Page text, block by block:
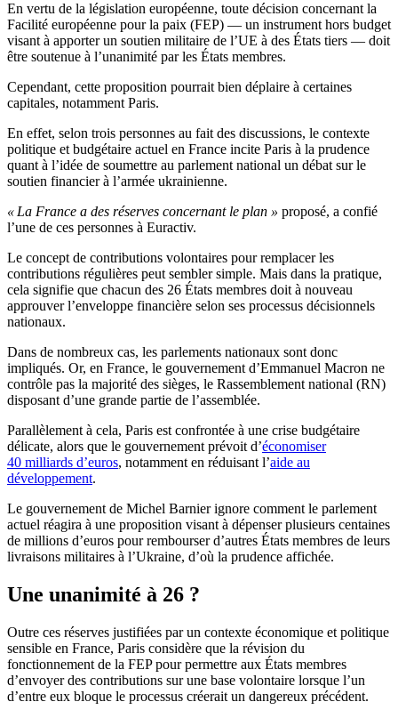
En vertu de la législation européenne, toute décision concernant la
Facilité européenne pour la paix (FEP) — un instrument hors budget
visant à apporter un soutien militaire de l’UE à des États tiers — doit
être soutenue à l’unanimité par les États membres.
Cependant, cette proposition pourrait bien déplaire à certaines
capitales, notamment Paris.
En effet, selon trois personnes au fait des discussions, le contexte
politique et budgétaire actuel en France incite Paris à la prudence
quant à l’idée de soumettre au parlement national un débat sur le
soutien financier à l’armée ukrainienne.
« La France a des réserves concernant le plan » proposé, a confié
l’une de ces personnes à Euractiv.
Le concept de contributions volontaires pour remplacer les
contributions régulières peut sembler simple. Mais dans la pratique,
cela signifie que chacun des 26 États membres doit à nouveau
approuver l’enveloppe financière selon ses processus décisionnels
nationaux.
Dans de nombreux cas, les parlements nationaux sont donc
impliqués. Or, en France, le gouvernement d’Emmanuel Macron ne
contrôle pas la majorité des sièges, le Rassemblement national (RN)
disposant d’une grande partie de l’assemblée.
Parallèlement à cela, Paris est confrontée à une crise budgétaire
délicate, alors que le gouvernement prévoit d’économiser
40 milliards d’euros, notamment en réduisant l’aide au
développement.
Le gouvernement de Michel Barnier ignore comment le parlement
actuel réagira à une proposition visant à dépenser plusieurs centaines
de millions d’euros pour rembourser d’autres États membres de leurs
livraisons militaires à l’Ukraine, d’où la prudence affichée.
Une unanimité à 26 ?
Outre ces réserves justifiées par un contexte économique et politique
sensible en France, Paris considère que la révision du
fonctionnement de la FEP pour permettre aux États membres
d’envoyer des contributions sur une base volontaire lorsque l’un
d’entre eux bloque le processus créerait un dangereux précédent.